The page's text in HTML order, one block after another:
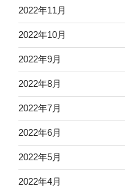
2022年11月
2022年10月
2022年9月
2022年8月
2022年7月
2022年6月
2022年5月
2022年4月